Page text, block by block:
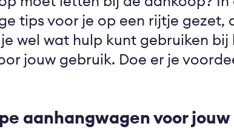
tips voor je op een rijtje gezet,
wel wat hulp kunt gebruiken
jouw gebruik. Doe er je
aanhangwagen voor